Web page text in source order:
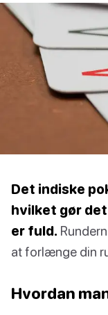
Det indiske
hvilket gør
er fuld.
at forlænge din
Hvordan